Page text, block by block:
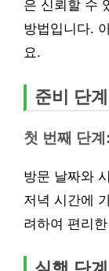
은 신뢰할 수
방법입니다.
요.
준비 단계
첫 번째 단계
방문 날짜와
저녁 시간에
려하여 편리